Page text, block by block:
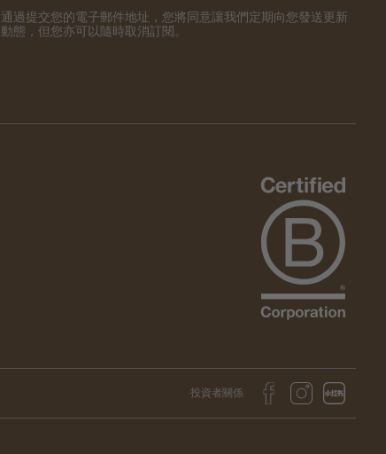
通過提交您的電子郵件地址，您將同意讓我們定期向您發送更新
動態，但您亦可以隨時取消訂閱。
投資者關係